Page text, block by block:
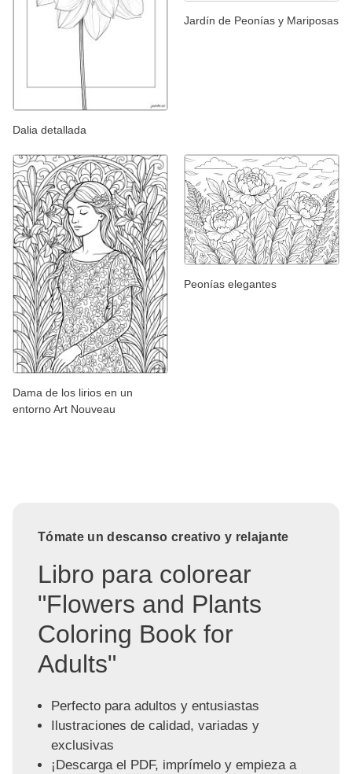
Dalia detallada
Jardín de Peonías y Mariposas
Dama de los lirios en un
entorno Art Nouveau
Peonías elegantes
Tómate un descanso creativo y relajante
Libro para colorear
"Flowers and Plants
Coloring Book for
Adults"
Perfecto para adultos y entusiastas
Ilustraciones de calidad, variadas y
exclusivas
¡Descarga el PDF, imprímelo y empieza a